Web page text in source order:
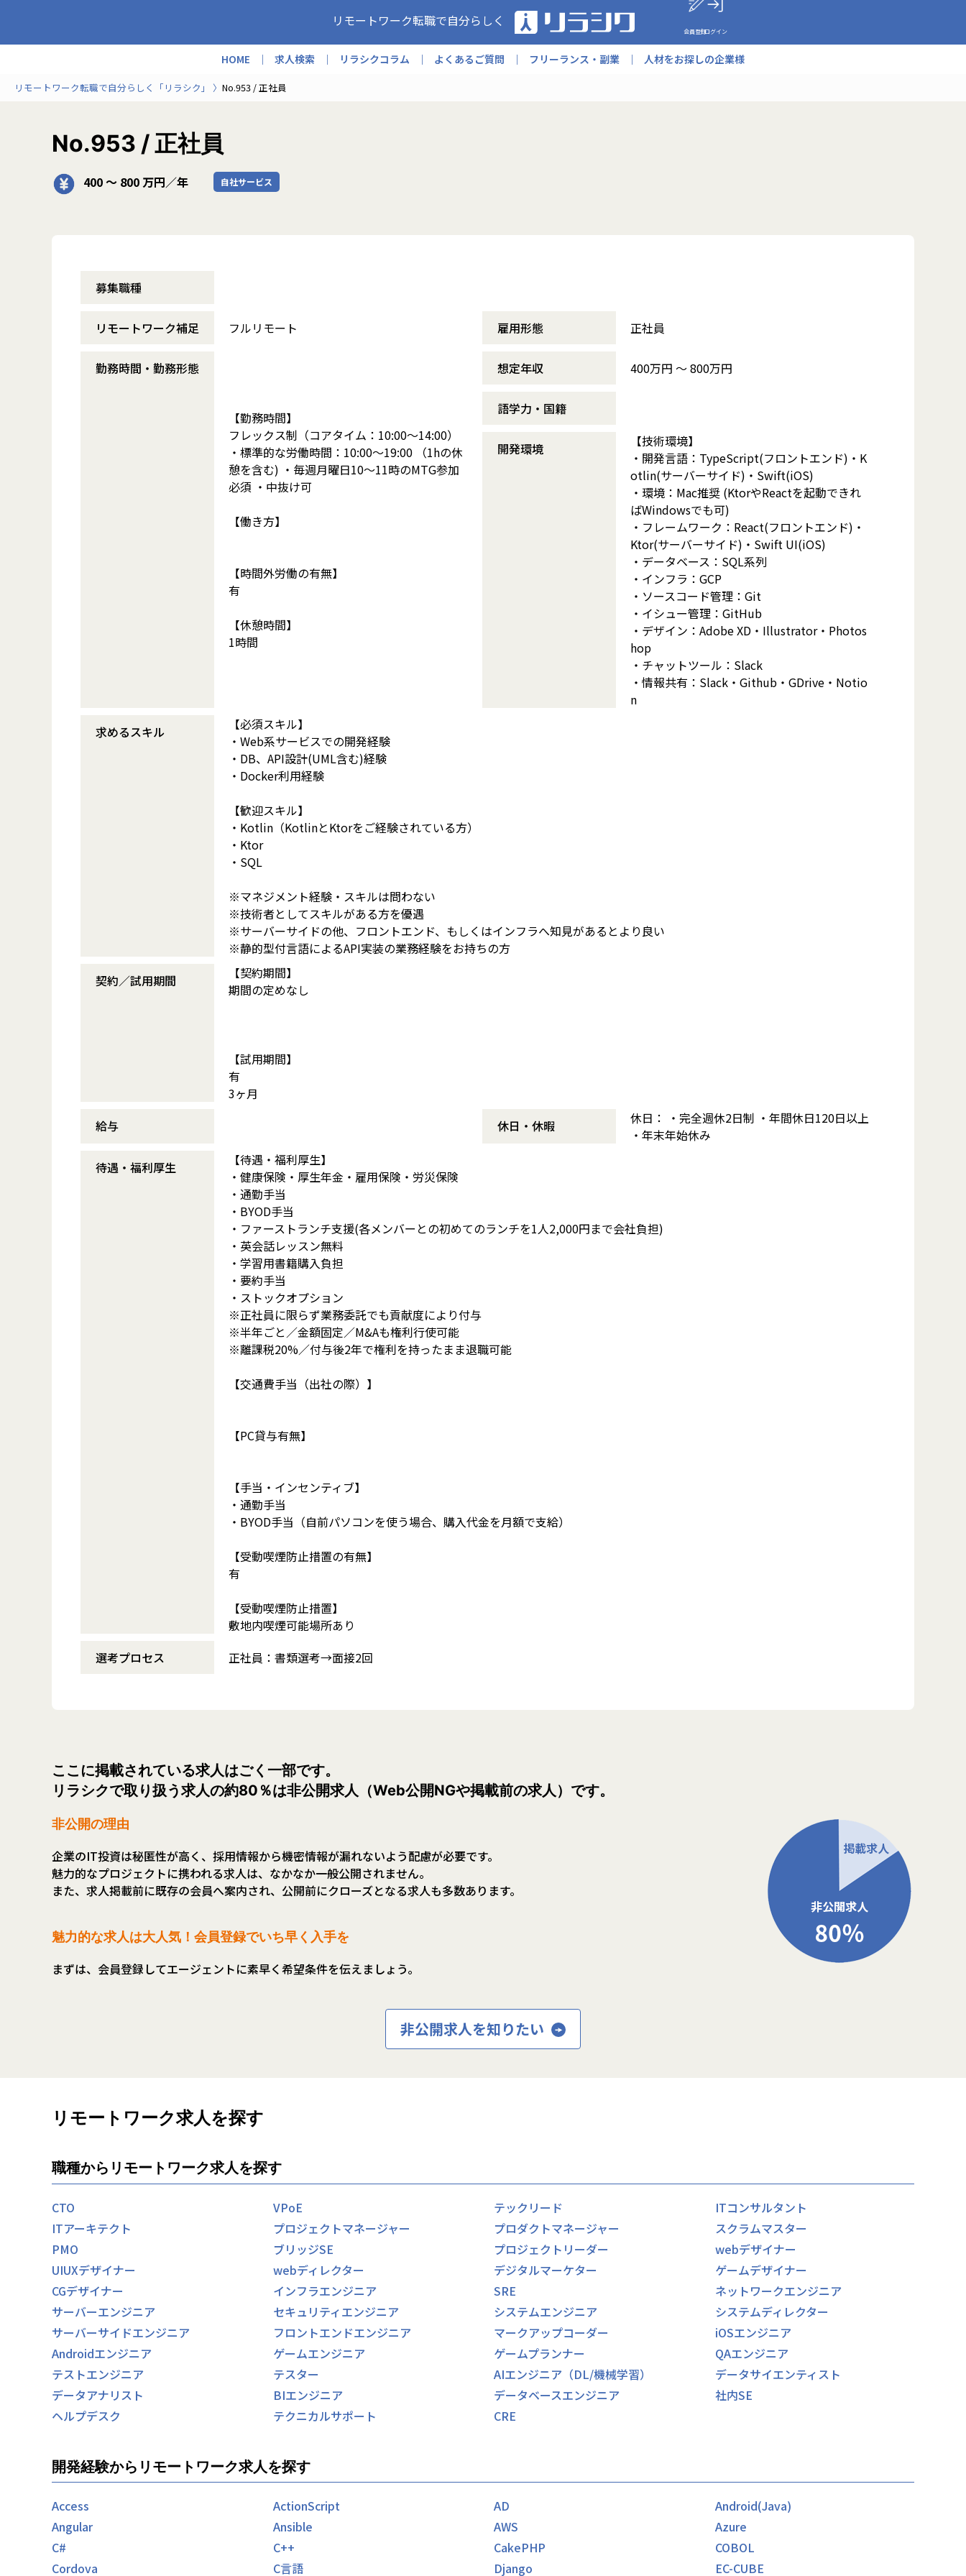
リモートワーク転職で自分らしく
会員登録ログイン
HOME 求人検索 リラシクコラム よくあるご質問 フリーランス・副業 人材をお探しの企業様
リモートワーク転職で自分らしく「リラシク」 No.953 / 正社員
No.953 / 正社員
400 〜 800 万円／年 自社サービス
募集職種
リモートワーク補足 フルリモート 雇用形態 正社員
勤務時間・勤務形態
【勤務時間】
フレックス制（コアタイム：10:00～14:00）
・標準的な労働時間：10:00～19:00 （1hの休
憩を含む) ・毎週月曜日10〜11時のMTG参加
必須 ・中抜け可
【働き方】
【時間外労働の有無】
有
【休憩時間】
1時間
想定年収 400万円 〜 800万円
語学力・国籍
開発環境
【技術環境】
・開発言語：TypeScript(フロントエンド)・K
otlin(サーバーサイド)・Swift(iOS)
・環境：Mac推奨 (KtorやReactを起動できれ
ばWindowsでも可)
・フレームワーク：React(フロントエンド)・
Ktor(サーバーサイド)・Swift UI(iOS)
・データベース：SQL系列
・インフラ：GCP
・ソースコード管理：Git
・イシュー管理：GitHub
・デザイン：Adobe XD・Illustrator・Photos
hop
・チャットツール：Slack
・情報共有：Slack・Github・GDrive・Notio
n
求めるスキル
【必須スキル】
・Web系サービスでの開発経験
・DB、API設計(UML含む)経験
・Docker利用経験
【歓迎スキル】
・Kotlin（KotlinとKtorをご経験されている方）
・Ktor
・SQL
※マネジメント経験・スキルは問わない
※技術者としてスキルがある方を優遇
※サーバーサイドの他、フロントエンド、もしくはインフラへ知見があるとより良い
※静的型付言語によるAPI実装の業務経験をお持ちの方
契約／試用期間
【契約期間】
期間の定めなし
【試用期間】
有
3ヶ月
給与
休日・休暇
休日： ・完全週休2日制 ・年間休日120日以上
・年末年始休み
待遇・福利厚生
【待遇・福利厚生】
・健康保険・厚生年金・雇用保険・労災保険
・通勤手当
・BYOD手当
・ファーストランチ支援(各メンバーとの初めてのランチを1人2,000円まで会社負担)
・英会話レッスン無料
・学習用書籍購入負担
・要約手当
・ストックオプション
※正社員に限らず業務委託でも貢献度により付与
※半年ごと／金額固定／M&Aも権利行使可能
※離課税20%／付与後2年で権利を持ったまま退職可能
【交通費手当（出社の際）】
【PC貸与有無】
【手当・インセンティブ】
・通勤手当
・BYOD手当（自前パソコンを使う場合、購入代金を月額で支給）
【受動喫煙防止措置の有無】
有
【受動喫煙防止措置】
敷地内喫煙可能場所あり
選考プロセス
正社員：書類選考→面接2回
ここに掲載されている求人はごく一部です。
リラシクで取り扱う求人の約80％は非公開求人（Web公開NGや掲載前の求人）です。
非公開の理由
企業のIT投資は秘匿性が高く、採用情報から機密情報が漏れないよう配慮が必要です。
魅力的なプロジェクトに携われる求人は、なかなか一般公開されません。
また、求人掲載前に既存の会員へ案内され、公開前にクローズとなる求人も多数あります。
魅力的な求人は大人気！会員登録でいち早く入手を
まずは、会員登録してエージェントに素早く希望条件を伝えましょう。
非公開求人を知りたい
リモートワーク求人を探す
職種からリモートワーク求人を探す
CTO VPoE テックリード
ITコンサルタント
ITアーキテクト
プロジェクトマネージャー プロダクトマネージャー
スクラムマスター
PMO
ブリッジSE プロジェクトリーダー
webデザイナー
UIUXデザイナー
webディレクター デジタルマーケター
ゲームデザイナー
CGデザイナー
インフラエンジニア SRE
ネットワークエンジニア
サーバーエンジニア
セキュリティエンジニア システムエンジニア
システムディレクター
サーバーサイドエンジニア
フロントエンドエンジニア マークアップコーダー
iOSエンジニア
Androidエンジニア
ゲームエンジニア ゲームプランナー
QAエンジニア
テストエンジニア
テスター AIエンジニア（DL/機械学習）
データサイエンティスト
データアナリスト
BIエンジニア データベースエンジニア
社内SE
ヘルプデスク
テクニカルサポート CRE
開発経験からリモートワーク求人を探す
Access ActionScript AD
Android(Java)
Angular
Ansible AWS
Azure
C#
C++ CakePHP
COBOL
Cordova
C言語 Django EC-CUBE